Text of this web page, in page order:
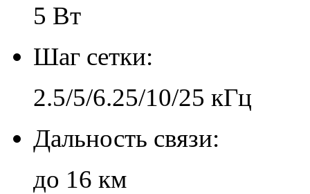
5 Вт
Шаг сетки:
2.5/5/6.25/10/25 кГц
Дальность связи:
до 16 км